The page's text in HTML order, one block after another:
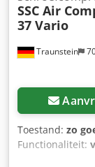
Traunstein
SSC Air
37 Vario
Toestand: zo
Functionaliteit:
beschikbaar,